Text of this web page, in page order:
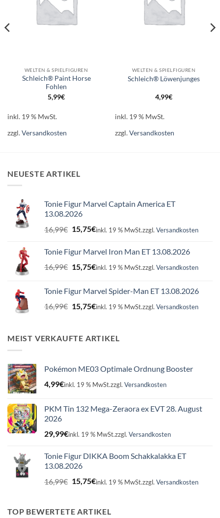
WELTEN & SPIELFIGUREN
Schleich® Paint Horse
Fohlen
5,99€
inkl. 19 % MwSt.
zzgl.Versandkosten
WELTEN & SPIELFIGUREN
Schleich® Löwenjunges
4,99€
inkl. 19 % MwSt.
zzgl.Versandkosten
NEUESTE ARTIKEL
Tonie Figur Marvel Captain America ET
13.08.2026
16,99€ Ursprünglicher
16,99€
15,75€Aktueller
15,75€.
inkl. 19 % MwSt.zzgl. Versandkosten
Tonie Figur Marvel Iron Man ET 13.08.2026
16,99€ Ursprünglicher
Preis
16,99€
15,75€Aktueller
15,75€.
inkl. 19 % MwSt.zzgl. Versandkosten
Tonie Figur Marvel Spider-Man ET 13.08.2026
16,99€ Ursprünglicher
Preis
16,99€
15,75€Aktueller
15,75€.
inkl. 19 % MwSt.zzgl. Versandkosten
MEIST VERKAUFTE ARTIKEL
Pokémon ME03 Optimale Ordnung Booster
4,99€inkl. 19 % MwSt.zzgl. Versandkosten
PKM Tin 132 Mega-Zeraora ex EVT 28. August
2026
29,99€inkl. 19 % MwSt.zzgl. Versandkosten
Tonie Figur DIKKA Boom Schakkalakka ET
13.08.2026
16,99€ Ursprünglicher
16,99€
15,75€Aktueller
15,75€.
inkl. 19 % MwSt.zzgl. Versandkosten
TOP BEWERTETE ARTIKEL